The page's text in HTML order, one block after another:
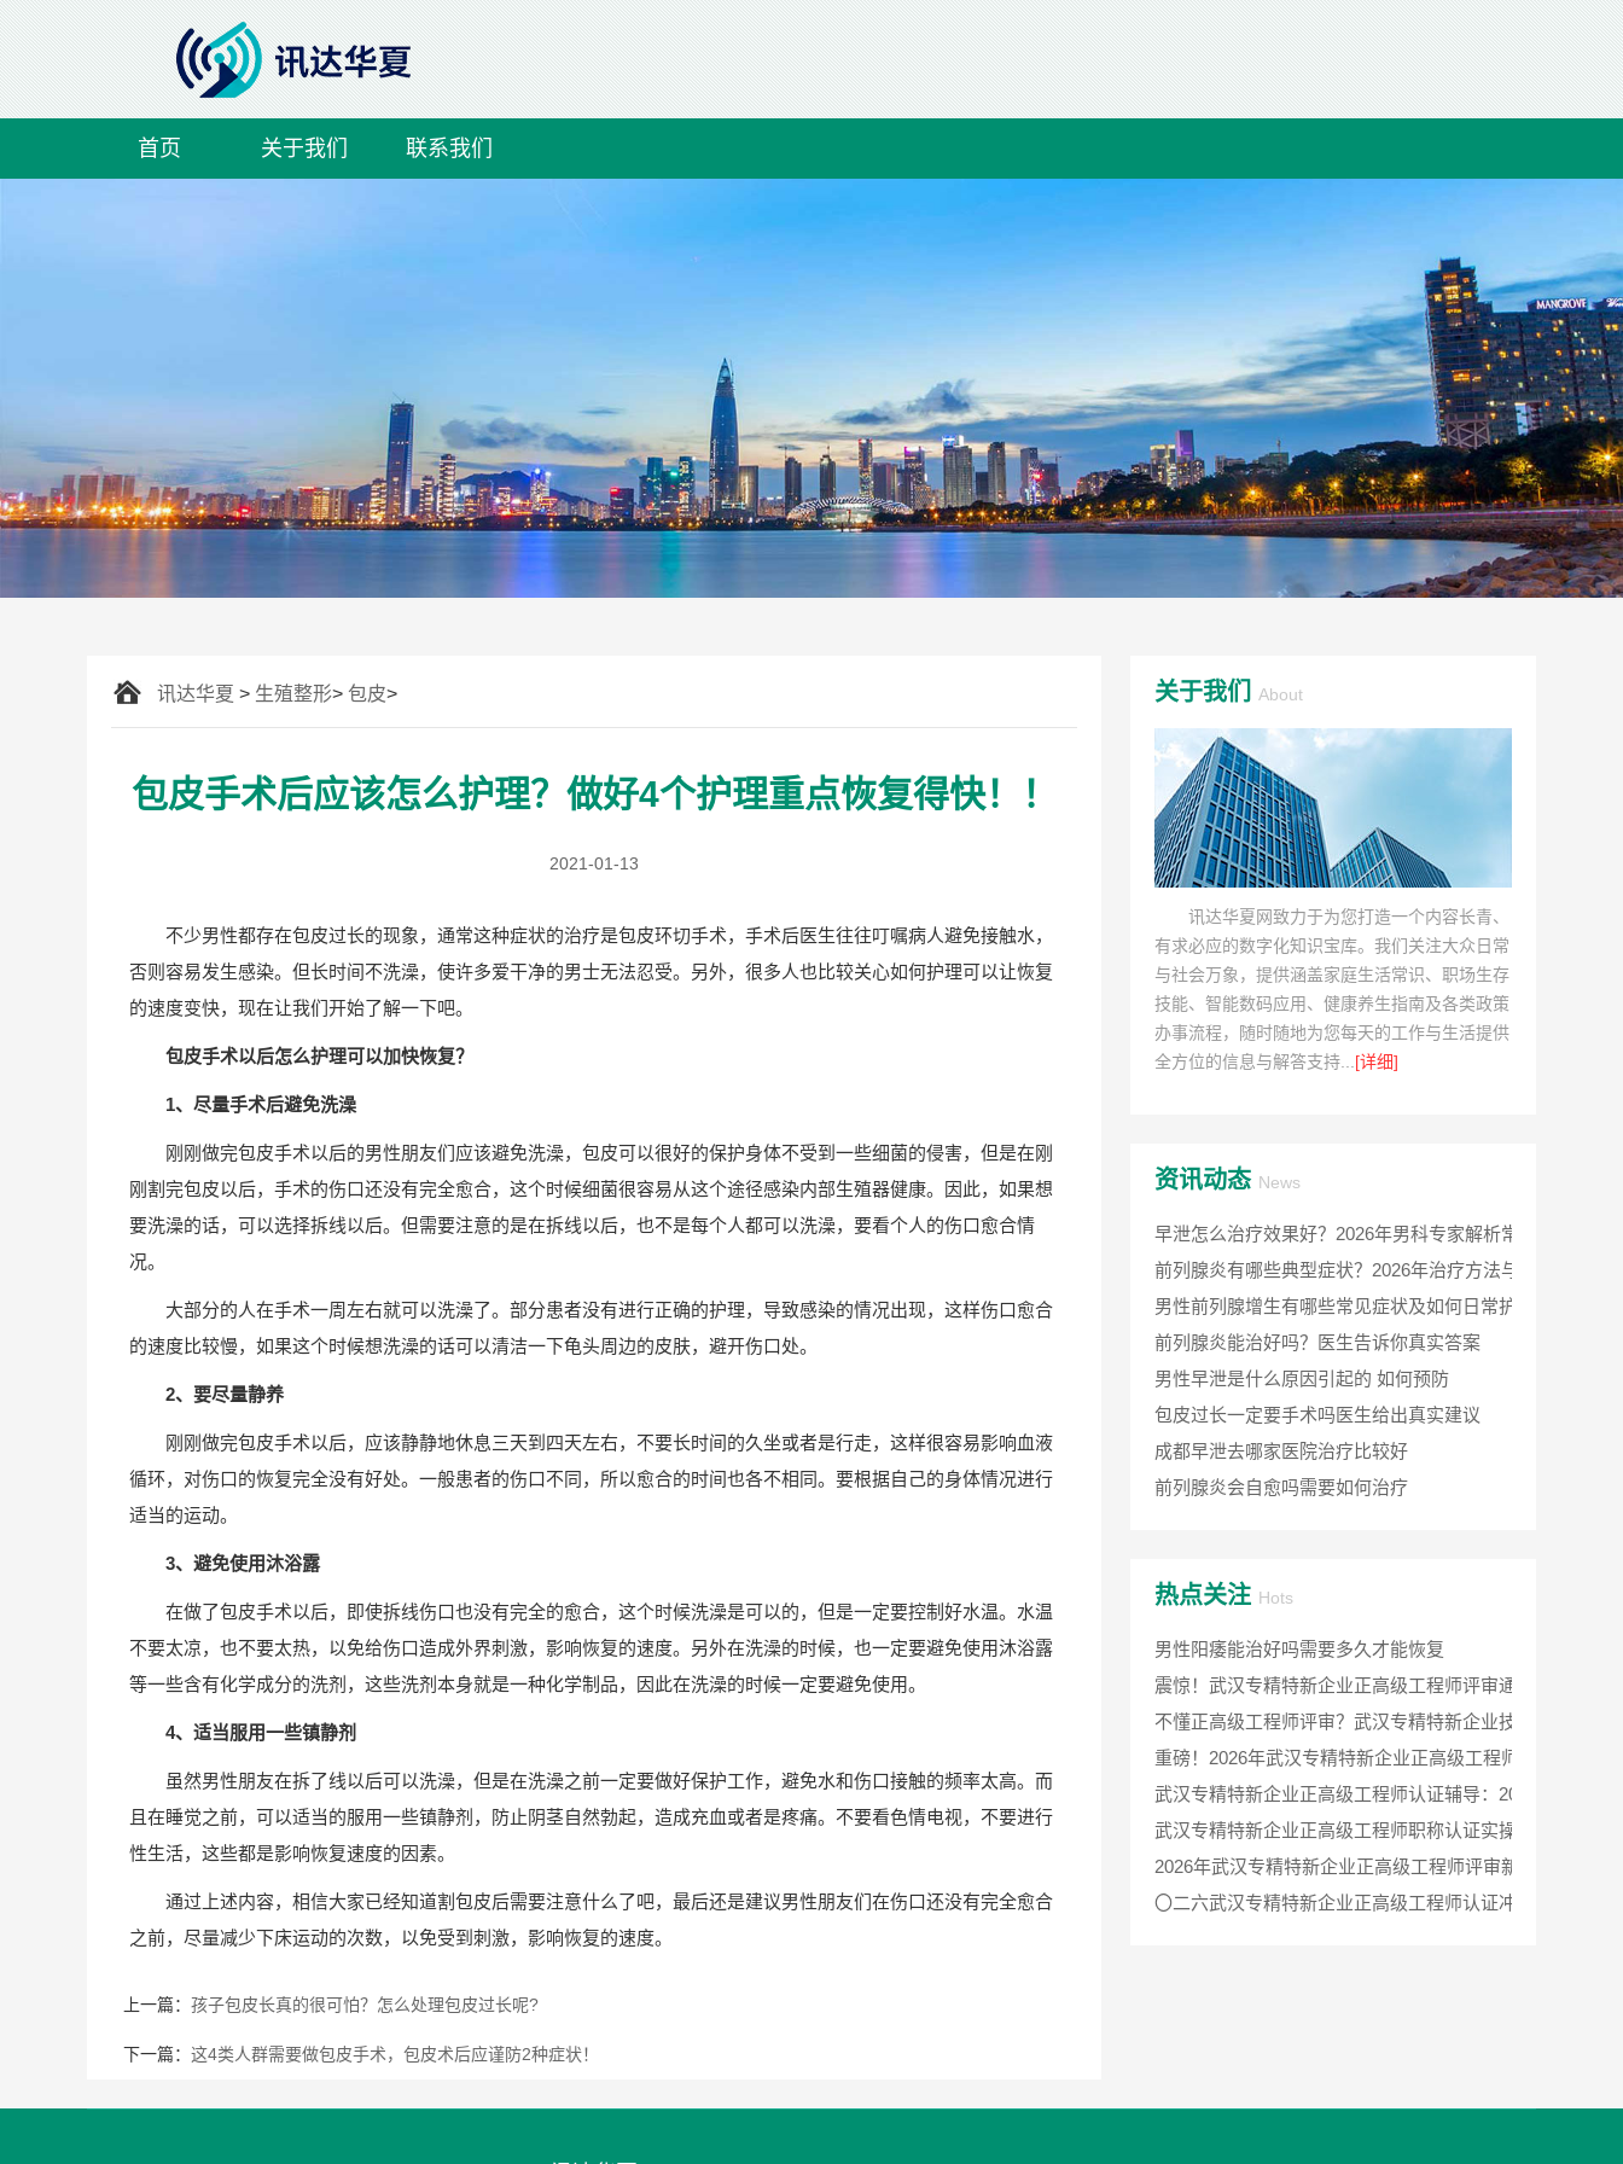
首页 关于我们 联系我们
讯达华夏 > 生殖整形> 包皮>
包皮手术后应该怎么护理？做好4个护理重点恢复得快！！
2021-01-13
不少男性都存在包皮过长的现象，通常这种症状的治疗是包皮环切手术，手术后医生往往叮嘱病人避免接触水，
否则容易发生感染。但长时间不洗澡，使许多爱干净的男士无法忍受。另外，很多人也比较关心如何护理可以让恢复
的速度变快，现在让我们开始了解一下吧。
包皮手术以后怎么护理可以加快恢复？
1、尽量手术后避免洗澡
刚刚做完包皮手术以后的男性朋友们应该避免洗澡，包皮可以很好的保护身体不受到一些细菌的侵害，但是在刚
刚割完包皮以后，手术的伤口还没有完全愈合，这个时候细菌很容易从这个途径感染内部生殖器健康。因此，如果想
要洗澡的话，可以选择拆线以后。但需要注意的是在拆线以后，也不是每个人都可以洗澡，要看个人的伤口愈合情
况。
大部分的人在手术一周左右就可以洗澡了。部分患者没有进行正确的护理，导致感染的情况出现，这样伤口愈合
的速度比较慢，如果这个时候想洗澡的话可以清洁一下龟头周边的皮肤，避开伤口处。
2、要尽量静养
刚刚做完包皮手术以后，应该静静地休息三天到四天左右，不要长时间的久坐或者是行走，这样很容易影响血液
循环，对伤口的恢复完全没有好处。一般患者的伤口不同，所以愈合的时间也各不相同。要根据自己的身体情况进行
适当的运动。
3、避免使用沐浴露
在做了包皮手术以后，即使拆线伤口也没有完全的愈合，这个时候洗澡是可以的，但是一定要控制好水温。水温
不要太凉，也不要太热，以免给伤口造成外界刺激，影响恢复的速度。另外在洗澡的时候，也一定要避免使用沐浴露
等一些含有化学成分的洗剂，这些洗剂本身就是一种化学制品，因此在洗澡的时候一定要避免使用。
4、适当服用一些镇静剂
虽然男性朋友在拆了线以后可以洗澡，但是在洗澡之前一定要做好保护工作，避免水和伤口接触的频率太高。而
且在睡觉之前，可以适当的服用一些镇静剂，防止阴茎自然勃起，造成充血或者是疼痛。不要看色情电视，不要进行
性生活，这些都是影响恢复速度的因素。
通过上述内容，相信大家已经知道割包皮后需要注意什么了吧，最后还是建议男性朋友们在伤口还没有完全愈合
之前，尽量减少下床运动的次数，以免受到刺激，影响恢复的速度。
上一篇： 孩子包皮长真的很可怕？怎么处理包皮过长呢?
下一篇： 这4类人群需要做包皮手术，包皮术后应谨防2种症状！
关于我们 About
讯达华夏网致力于为您打造一个内容长青、
有求必应的数字化知识宝库。我们关注大众日常
与社会万象，提供涵盖家庭生活常识、职场生存
技能、智能数码应用、健康养生指南及各类政策
办事流程，随时随地为您每天的工作与生活提供
全方位的信息与解答支持... [详细]
资讯动态 News
早泄怎么治疗效果好？2026年男科专家解析常见病因与科
前列腺炎有哪些典型症状？2026年治疗方法与费用详解
男性前列腺增生有哪些常见症状及如何日常护理
前列腺炎能治好吗？医生告诉你真实答案
男性早泄是什么原因引起的 如何预防
包皮过长一定要手术吗医生给出真实建议
成都早泄去哪家医院治疗比较好
前列腺炎会自愈吗需要如何治疗
热点关注 Hots
男性阳痿能治好吗需要多久才能恢复
震惊！武汉专精特新企业正高级工程师评审通过率翻倍的
不懂正高级工程师评审？武汉专精特新企业技术高管通关
重磅！2026年武汉专精特新企业正高级工程师认证辅导全
武汉专精特新企业正高级工程师认证辅导：2026年最新评
武汉专精特新企业正高级工程师职称认证实操指南与申报
2026年武汉专精特新企业正高级工程师评审新政，认证辅
〇二六武汉专精特新企业正高级工程师认证冲刺辅导，资